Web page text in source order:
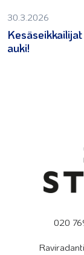
30.3.2026
auki!
020